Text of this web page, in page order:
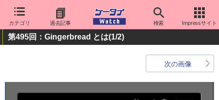
カテゴリ 過去記事 検索 Impressサイト
第495回：Gingerbread とは(1/2)
次の画像